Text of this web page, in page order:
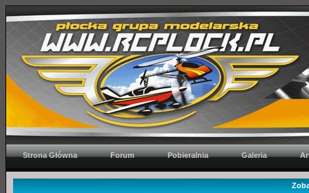
Strona Główna Forum Pobieralnia Galeria